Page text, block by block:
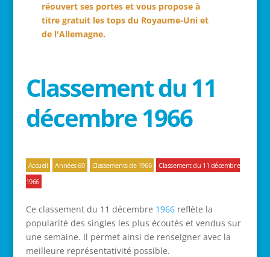
réouvert ses portes et vous propose à
titre gratuit les tops du Royaume-Uni et
de l'Allemagne.
Classement du 11
décembre 1966
Accueil Années 60 Classements de 1966
Classement du 11 décembre
1966
Ce classement du 11 décembre 1966reflète la
popularité des singles les plus écoutés et vendus sur
une semaine. Il permet ainsi de renseigner avec la
meilleure représentativité possible.